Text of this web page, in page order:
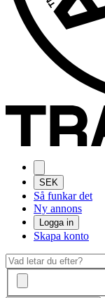
SEK
Så funkar det
Ny annons
Logga in
Skapa konto